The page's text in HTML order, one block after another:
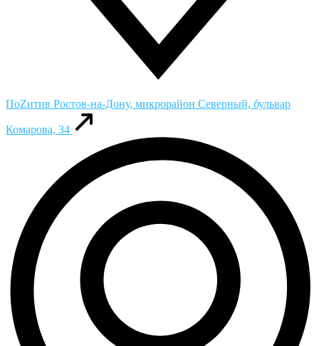
ПоZитив Ростов-на-Дону, микрорайон Северный, бульвар
Комарова, 34